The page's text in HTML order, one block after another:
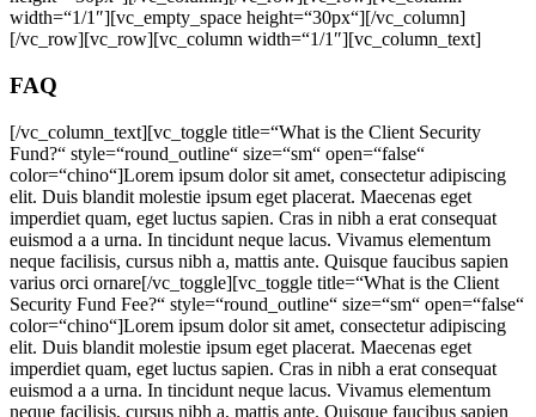
width=“1/1″][vc_empty_space height=“30px“][/vc_column]
[/vc_row][vc_row][vc_column width=“1/1″][vc_column_text]
FAQ
[/vc_column_text][vc_toggle title=“What is the Client Security
Fund?“ style=“round_outline“ size=“sm“ open=“false“
color=“chino“]Lorem ipsum dolor sit amet, consectetur adipiscing
elit. Duis blandit molestie ipsum eget placerat. Maecenas eget
imperdiet quam, eget luctus sapien. Cras in nibh a erat consequat
euismod a a urna. In tincidunt neque lacus. Vivamus elementum
neque facilisis, cursus nibh a, mattis ante. Quisque faucibus sapien
varius orci ornare[/vc_toggle][vc_toggle title=“What is the Client
Security Fund Fee?“ style=“round_outline“ size=“sm“ open=“false“
color=“chino“]Lorem ipsum dolor sit amet, consectetur adipiscing
elit. Duis blandit molestie ipsum eget placerat. Maecenas eget
imperdiet quam, eget luctus sapien. Cras in nibh a erat consequat
euismod a a urna. In tincidunt neque lacus. Vivamus elementum
neque facilisis, cursus nibh a, mattis ante. Quisque faucibus sapien